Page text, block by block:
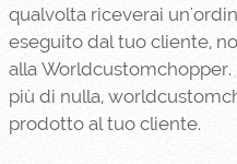
qualvolta riceverai
eseguito dal tuo cliente,
alla
più di nulla,
prodotto al tuo cliente.